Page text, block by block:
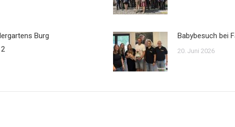
Burg
Babybesuch bei
20. Juni 2026